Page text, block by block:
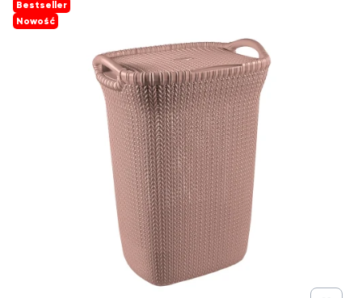
Bestseller
Nowość